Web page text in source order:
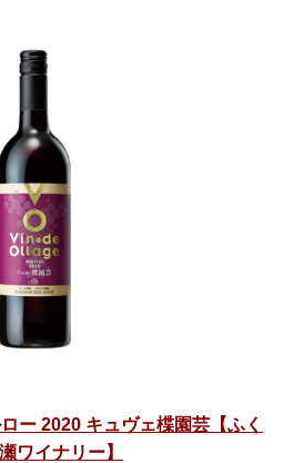
ー 2020 キュヴェ楪園芸【ふく
ワイナリー】